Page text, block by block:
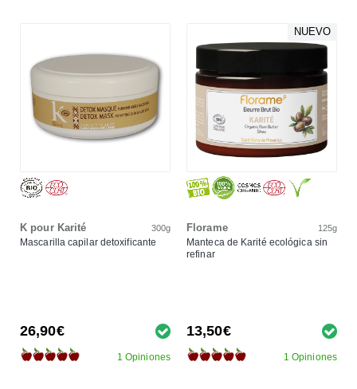
K pour Karité 300g
Mascarilla capilar detoxificante
26,90€
1 Opiniones
NUEVO
Florame 125g
Manteca de Karité ecológica sin
refinar
13,50€
1 Opiniones